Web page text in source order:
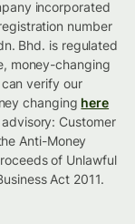
incorporated
number
Bhd. is regulated
money-changing
verify our
changing here
Customer
Anti-Money
of Unlawful
Act 2011.